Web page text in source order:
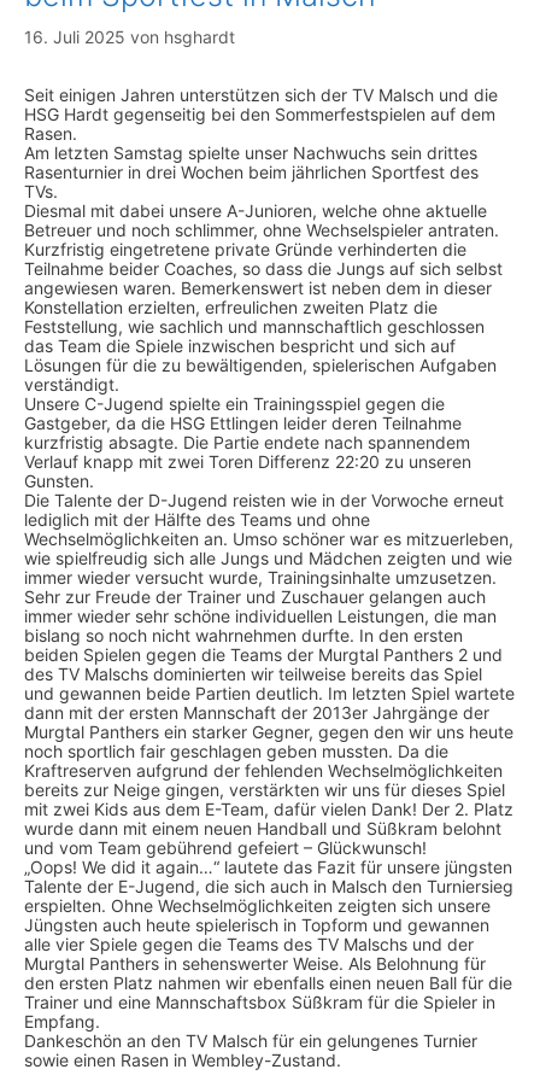
16. Juli 2025 von hsghardt
Seit einigen Jahren unterstützen sich der TV Malsch und die
HSG Hardt gegenseitig bei den Sommerfestspielen auf dem
Rasen.
Am letzten Samstag spielte unser Nachwuchs sein drittes
Rasenturnier in drei Wochen beim jährlichen Sportfest des
TVs.
Diesmal mit dabei unsere A-Junioren, welche ohne aktuelle
Betreuer und noch schlimmer, ohne Wechselspieler antraten.
Kurzfristig eingetretene private Gründe verhinderten die
Teilnahme beider Coaches, so dass die Jungs auf sich selbst
angewiesen waren. Bemerkenswert ist neben dem in dieser
Konstellation erzielten, erfreulichen zweiten Platz die
Feststellung, wie sachlich und mannschaftlich geschlossen
das Team die Spiele inzwischen bespricht und sich auf
Lösungen für die zu bewältigenden, spielerischen Aufgaben
verständigt.
Unsere C-Jugend spielte ein Trainingsspiel gegen die
Gastgeber, da die HSG Ettlingen leider deren Teilnahme
kurzfristig absagte. Die Partie endete nach spannendem
Verlauf knapp mit zwei Toren Differenz 22:20 zu unseren
Gunsten.
Die Talente der D-Jugend reisten wie in der Vorwoche erneut
lediglich mit der Hälfte des Teams und ohne
Wechselmöglichkeiten an. Umso schöner war es mitzuerleben,
wie spielfreudig sich alle Jungs und Mädchen zeigten und wie
immer wieder versucht wurde, Trainingsinhalte umzusetzen.
Sehr zur Freude der Trainer und Zuschauer gelangen auch
immer wieder sehr schöne individuellen Leistungen, die man
bislang so noch nicht wahrnehmen durfte. In den ersten
beiden Spielen gegen die Teams der Murgtal Panthers 2 und
des TV Malschs dominierten wir teilweise bereits das Spiel
und gewannen beide Partien deutlich. Im letzten Spiel wartete
dann mit der ersten Mannschaft der 2013er Jahrgänge der
Murgtal Panthers ein starker Gegner, gegen den wir uns heute
noch sportlich fair geschlagen geben mussten. Da die
Kraftreserven aufgrund der fehlenden Wechselmöglichkeiten
bereits zur Neige gingen, verstärkten wir uns für dieses Spiel
mit zwei Kids aus dem E-Team, dafür vielen Dank! Der 2. Platz
wurde dann mit einem neuen Handball und Süßkram belohnt
und vom Team gebührend gefeiert – Glückwunsch!
„Oops! We did it again…“ lautete das Fazit für unsere jüngsten
Talente der E-Jugend, die sich auch in Malsch den Turniersieg
erspielten. Ohne Wechselmöglichkeiten zeigten sich unsere
Jüngsten auch heute spielerisch in Topform und gewannen
alle vier Spiele gegen die Teams des TV Malschs und der
Murgtal Panthers in sehenswerter Weise. Als Belohnung für
den ersten Platz nahmen wir ebenfalls einen neuen Ball für die
Trainer und eine Mannschaftsbox Süßkram für die Spieler in
Empfang.
Dankeschön an den TV Malsch für ein gelungenes Turnier
sowie einen Rasen in Wembley-Zustand.